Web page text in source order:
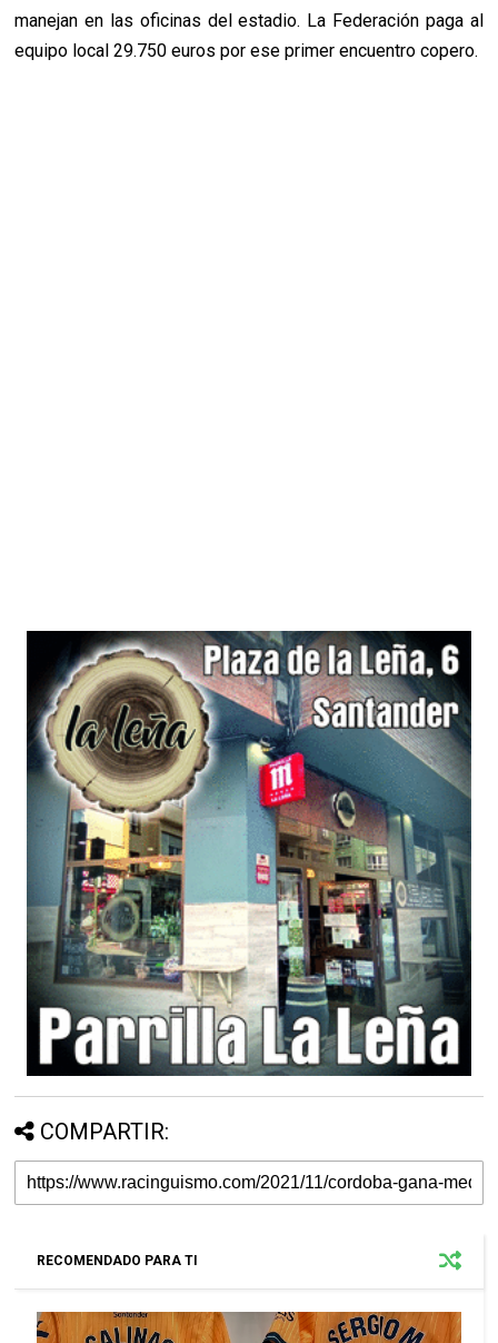
manejan en las oficinas del estadio. La Federación paga al
equipo local 29.750 euros por ese primer encuentro copero.
COMPARTIR:
RECOMENDADO PARA TI